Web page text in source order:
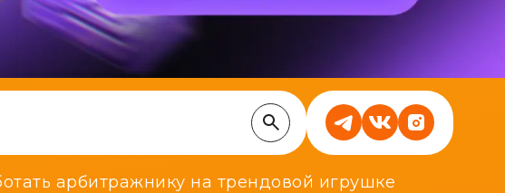
арбитражнику на трендовой игрушке